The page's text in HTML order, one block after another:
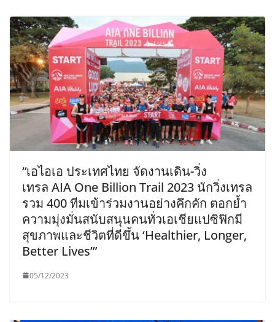
“เอไอเอ ประเทศไทย จัดงานเดิน-วิ่ง
เทรล AIA One Billion Trail 2023 นักวิ่งเทรล
รวม 400 ทีมเข้าร่วมงานอย่างคึกคัก ตอกย้ำ
ความมุ่งมั่นสนับสนุนคนทั่วเอเชียแปซิฟิกมี
สุขภาพและชีวิตที่ดีขึ้น ‘Healthier, Longer,
Better Lives’”
05/12/2023